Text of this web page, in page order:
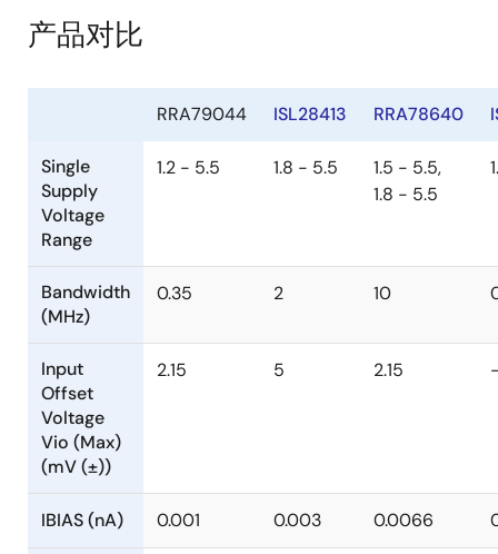
产品对比
RRA79044 ISL28413 RRA78640
Single
Supply
Voltage
Range
1.2 - 5.5 1.8 - 5.5
1.5 - 5.5,
1.8 - 5.5
Bandwidth
(MHz)
0.35 2 10
Input
Offset
Voltage
Vio (Max)
(mV (±))
2.15 5 2.15
IBIAS (nA) 0.001 0.003 0.0066